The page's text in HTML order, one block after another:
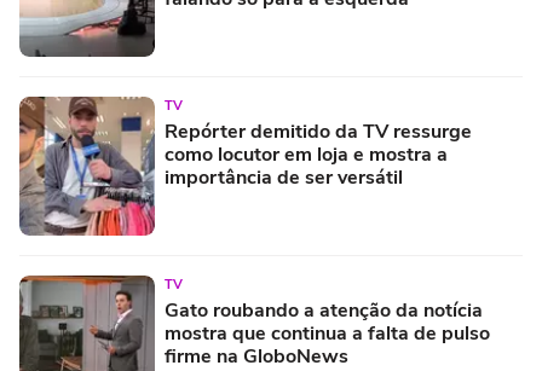
TV
Repórter demitido da TV ressurge
como locutor em loja e mostra a
importância de ser versátil
TV
Gato roubando a atenção da notícia
mostra que continua a falta de pulso
firme na GloboNews